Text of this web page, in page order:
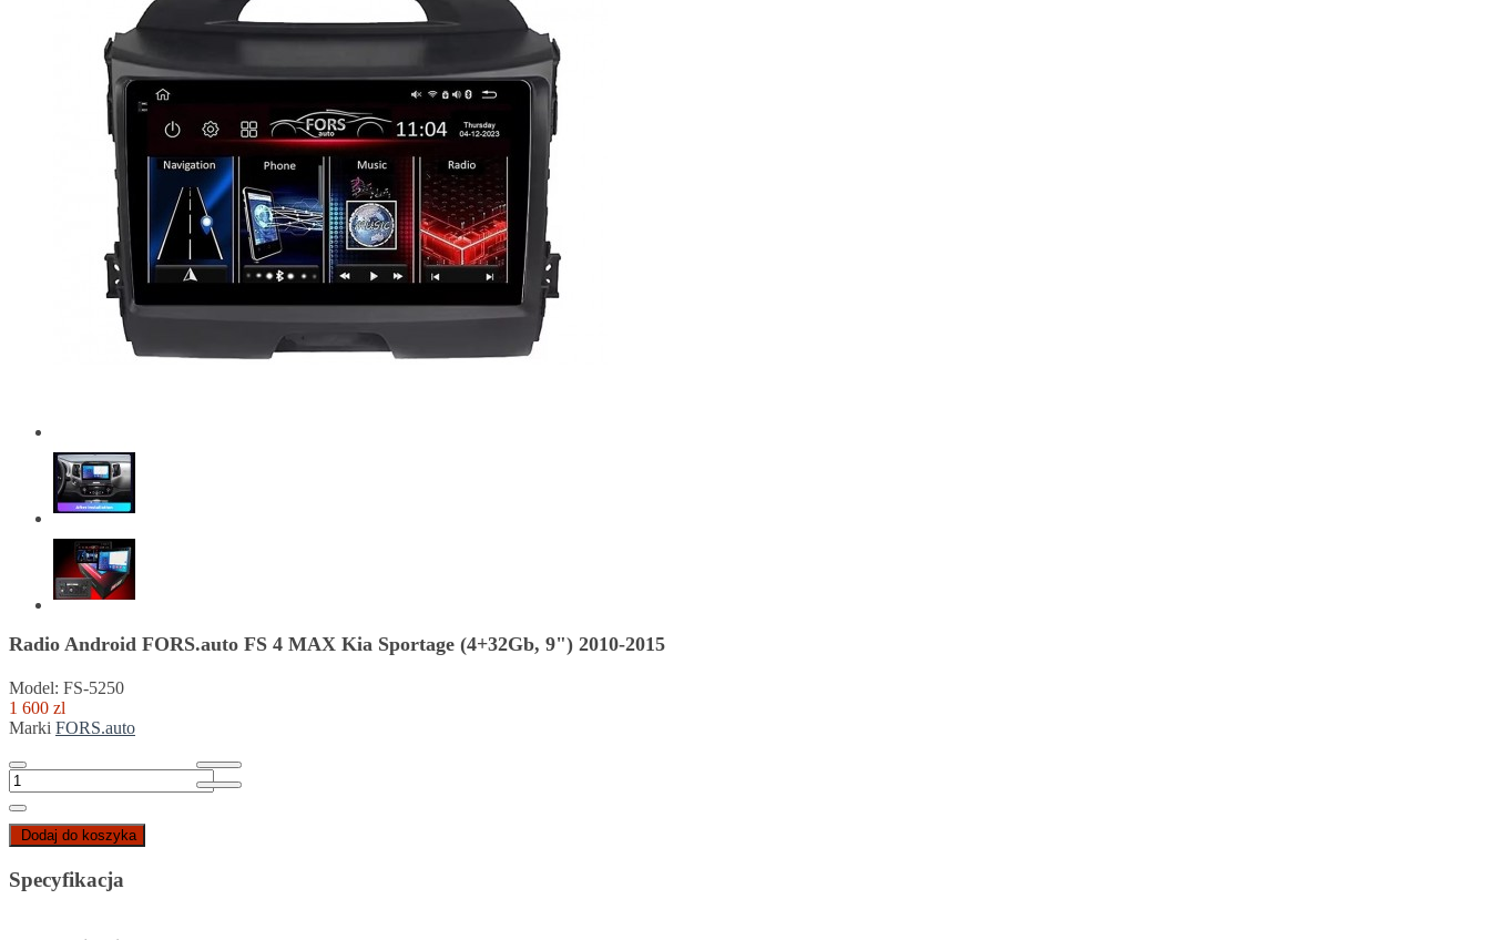
Radio Android FORS.auto FS 4 MAX Kia Sportage (4+32Gb, 9") 2010-2015
Model: FS-5250
1 600 zl
Marki FORS.auto
Dodaj do koszyka
Specyfikacja